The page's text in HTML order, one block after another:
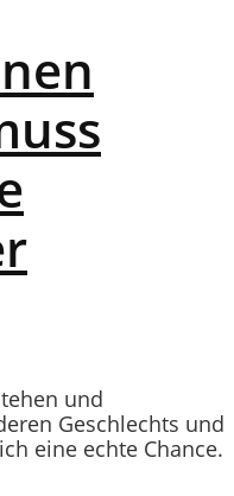
und
Geschlechts und
eine echte Chance.